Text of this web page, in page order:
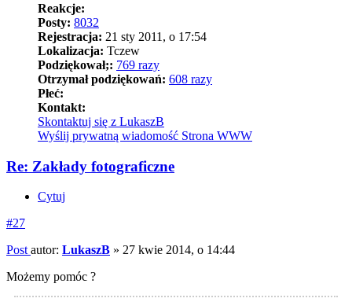
Reakcje:
Posty: 8032
Rejestracja: 21 sty 2011, o 17:54
Lokalizacja: Tczew
Podziękował;: 769 razy
Otrzymał podziękowań: 608 razy
Płeć:
Kontakt:
Skontaktuj się z LukaszB
Wyślij prywatną wiadomość Strona WWW
Re: Zakłady fotograficzne
Cytuj
#27
Post autor: LukaszB » 27 kwie 2014, o 14:44
Możemy pomóc ?